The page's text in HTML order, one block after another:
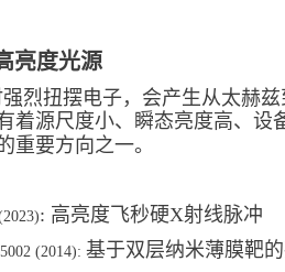
亮度光源
烈扭摆电子，会产生从太赫
着源尺度小、瞬态亮度高、
重要方向之一。
: 高亮度飞秒硬X射线脉冲
(2014): 基于双层纳米薄膜靶